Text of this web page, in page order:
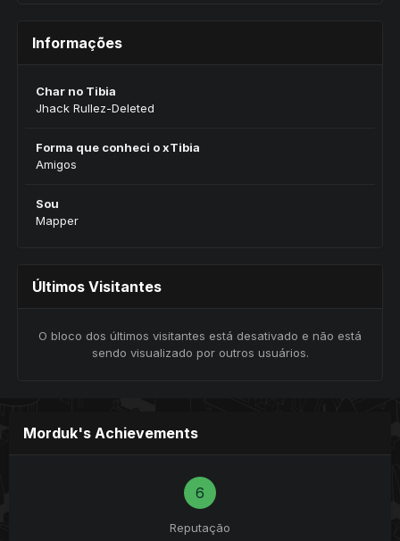
Informações
Char no Tibia
Jhack Rullez-Deleted
Forma que conheci o xTibia
Amigos
Sou
Mapper
Últimos Visitantes
O bloco dos últimos visitantes está desativado e não está
sendo visualizado por outros usuários.
Morduk's Achievements
6
Reputação